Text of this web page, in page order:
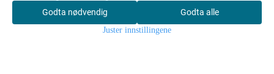
Søk
Godta nødvendig
Godta alle
Juster innstillingene
Personvernserklæring